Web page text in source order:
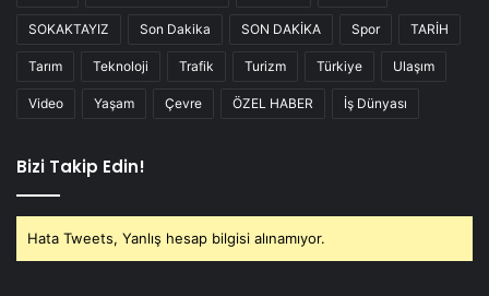
SOKAKTAYIZ Son Dakika SON DAKİKA Spor TARİH
Tarım Teknoloji Trafik Turizm Türkiye Ulaşım
Video Yaşam Çevre ÖZEL HABER İş Dünyası
Bizi Takip Edin!
Hata Tweets, Yanlış hesap bilgisi alınamıyor.